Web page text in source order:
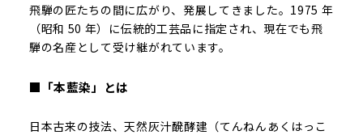
飛騨の匠たちの間に広がり、発展してきました。1975 年
（昭和 50 年）に伝統的工芸品に指定され、現在でも飛
騨の名産として受け継がれています。
■「本藍染」とは
日本古来の技法、天然灰汁醗酵建（てんねんあくはっこ